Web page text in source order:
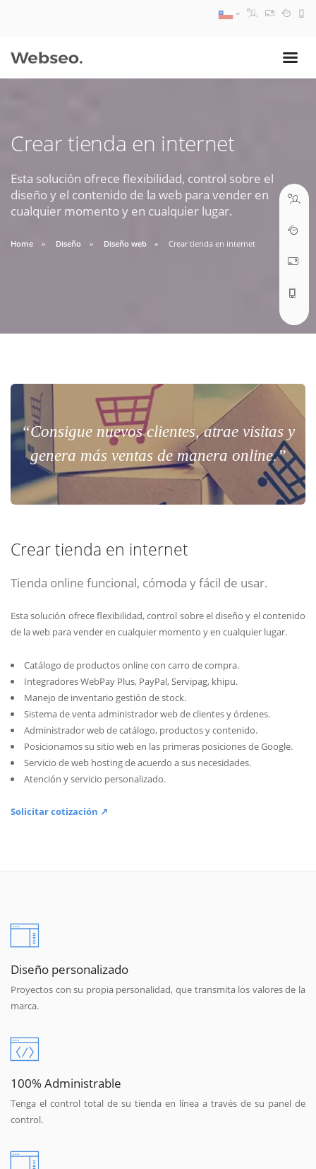
Crear tienda en internet
Esta solución ofrece flexibilidad, control sobre el
diseño y el contenido de la web para vender en
cualquier momento y en cualquier lugar.
Home Diseño Diseño web Crear tienda en internet
“Consigue nuevos clientes, atrae visitas y
genera más ventas de manera online.”
Crear tienda en internet
Tienda online funcional, cómoda y fácil de usar.
Esta solución ofrece flexibilidad, control sobre el diseño y el contenido
de la web para vender en cualquier momento y en cualquier lugar.
Catálogo de productos online con carro de compra.
Integradores WebPay Plus, PayPal, Servipag, khipu.
Manejo de inventario gestión de stock.
Sistema de venta administrador web de clientes y órdenes.
Administrador web de catálogo, productos y contenido.
Posicionamos su sitio web en las primeras posiciones de Google.
Servicio de web hosting de acuerdo a sus necesidades.
Atención y servicio personalizado.
Solicitar cotización ↗
Diseño personalizado
Proyectos con su propia personalidad, que transmita los valores de la
marca.
100% Administrable
Tenga el control total de su tienda en línea a través de su panel de
control.
09:30 AM A 18:30 PM
soporte@webseo.cl
ABRIR TICKET